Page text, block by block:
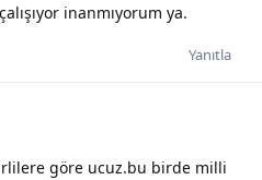
inanmıyorum ya.
Yanıtla
göre ucuz.bu birde milli